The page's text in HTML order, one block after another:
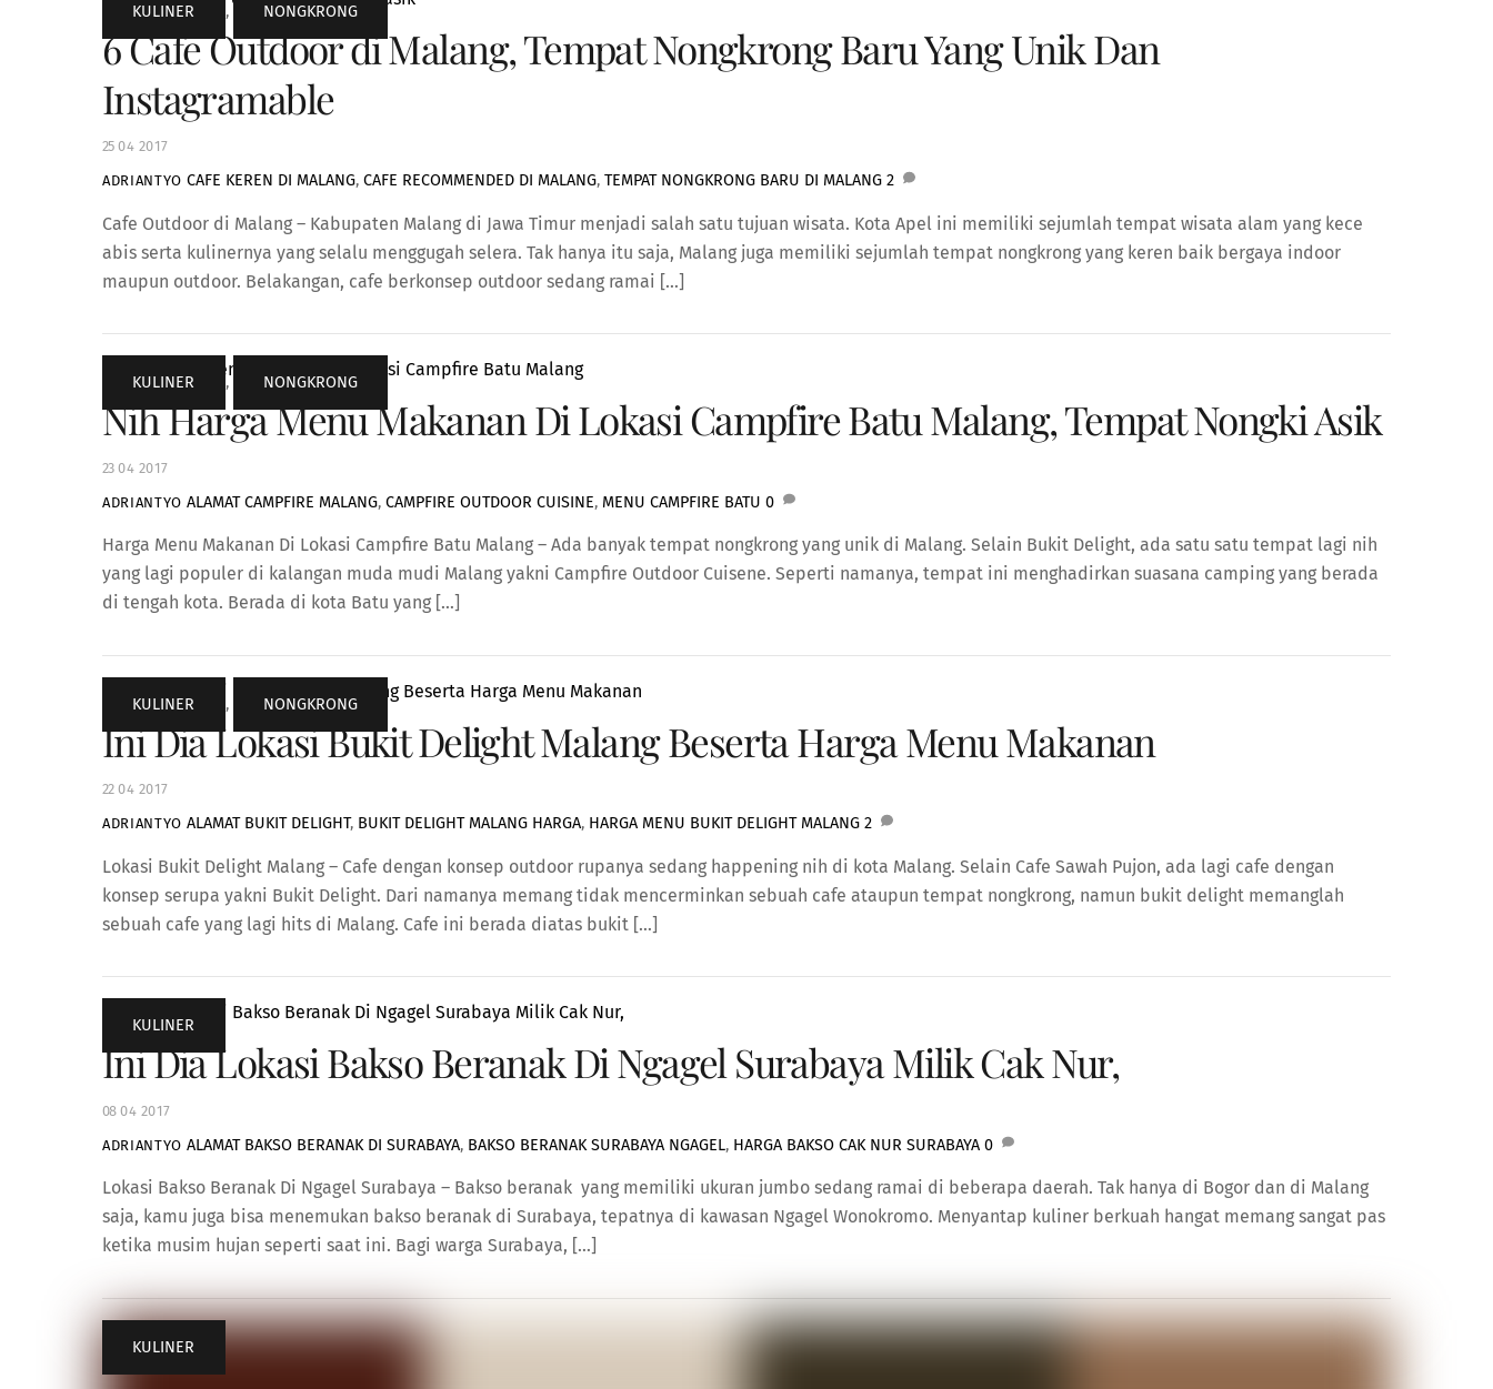
25 04 2017
6 Cafe Outdoor di Malang, Tempat Nongkrong Baru Yang Unik Dan
Instagramable
ADRIANTYO
KULINER , NONGKRONG
CAFE KEREN DI MALANG, CAFE RECOMMENDED DI MALANG, TEMPAT NONGKRONG BARU DI MALANG 2
Cafe Outdoor di Malang – Kabupaten Malang di Jawa Timur menjadi salah satu tujuan wisata. Kota Apel ini memiliki sejumlah tempat wisata alam yang kece
abis serta kulinernya yang selalu menggugah selera. Tak hanya itu saja, Malang juga memiliki sejumlah tempat nongkrong yang keren baik bergaya indoor
maupun outdoor. Belakangan, cafe berkonsep outdoor sedang ramai […]
23 04 2017
Nih Harga Menu Makanan Di Lokasi Campfire Batu Malang, Tempat Nongki Asik
ADRIANTYO
KULINER , NONGKRONG
ALAMAT CAMPFIRE MALANG, CAMPFIRE OUTDOOR CUISINE, MENU CAMPFIRE BATU 0
Harga Menu Makanan Di Lokasi Campfire Batu Malang – Ada banyak tempat nongkrong yang unik di Malang. Selain Bukit Delight, ada satu satu tempat lagi nih
yang lagi populer di kalangan muda mudi Malang yakni Campfire Outdoor Cuisene. Seperti namanya, tempat ini menghadirkan suasana camping yang berada
di tengah kota. Berada di kota Batu yang […]
22 04 2017
Ini Dia Lokasi Bukit Delight Malang Beserta Harga Menu Makanan
ADRIANTYO
KULINER , NONGKRONG
ALAMAT BUKIT DELIGHT, BUKIT DELIGHT MALANG HARGA, HARGA MENU BUKIT DELIGHT MALANG 2
Lokasi Bukit Delight Malang – Cafe dengan konsep outdoor rupanya sedang happening nih di kota Malang. Selain Cafe Sawah Pujon, ada lagi cafe dengan
konsep serupa yakni Bukit Delight. Dari namanya memang tidak mencerminkan sebuah cafe ataupun tempat nongkrong, namun bukit delight memanglah
sebuah cafe yang lagi hits di Malang. Cafe ini berada diatas bukit […]
08 04 2017
Ini Dia Lokasi Bakso Beranak Di Ngagel Surabaya Milik Cak Nur,
ADRIANTYO
KULINER
ALAMAT BAKSO BERANAK DI SURABAYA, BAKSO BERANAK SURABAYA NGAGEL, HARGA BAKSO CAK NUR SURABAYA 0
Lokasi Bakso Beranak Di Ngagel Surabaya – Bakso beranak yang memiliki ukuran jumbo sedang ramai di beberapa daerah. Tak hanya di Bogor dan di Malang
saja, kamu juga bisa menemukan bakso beranak di Surabaya, tepatnya di kawasan Ngagel Wonokromo. Menyantap kuliner berkuah hangat memang sangat pas
ketika musim hujan seperti saat ini. Bagi warga Surabaya, […]
KULINER